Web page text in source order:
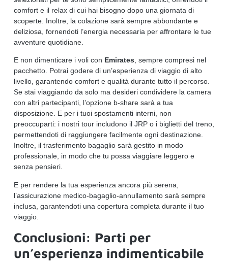
comfort e il relax di cui hai bisogno dopo una giornata di
scoperte. Inoltre, la colazione sarà sempre abbondante e
deliziosa, fornendoti l’energia necessaria per affrontare le tue
avventure quotidiane.
E non dimenticare i voli con Emirates, sempre compresi nel
pacchetto. Potrai godere di un’esperienza di viaggio di alto
livello, garantendo comfort e qualità durante tutto il percorso.
Se stai viaggiando da solo ma desideri condividere la camera
con altri partecipanti, l’opzione b-share sarà a tua
disposizione. E per i tuoi spostamenti interni, non
preoccuparti: i nostri tour includono il JRP o i biglietti del treno,
permettendoti di raggiungere facilmente ogni destinazione.
Inoltre, il trasferimento bagaglio sarà gestito in modo
professionale, in modo che tu possa viaggiare leggero e
senza pensieri.
E per rendere la tua esperienza ancora più serena,
l’assicurazione medico-bagaglio-annullamento sarà sempre
inclusa, garantendoti una copertura completa durante il tuo
viaggio.
Conclusioni: Parti per
un’esperienza indimenticabile